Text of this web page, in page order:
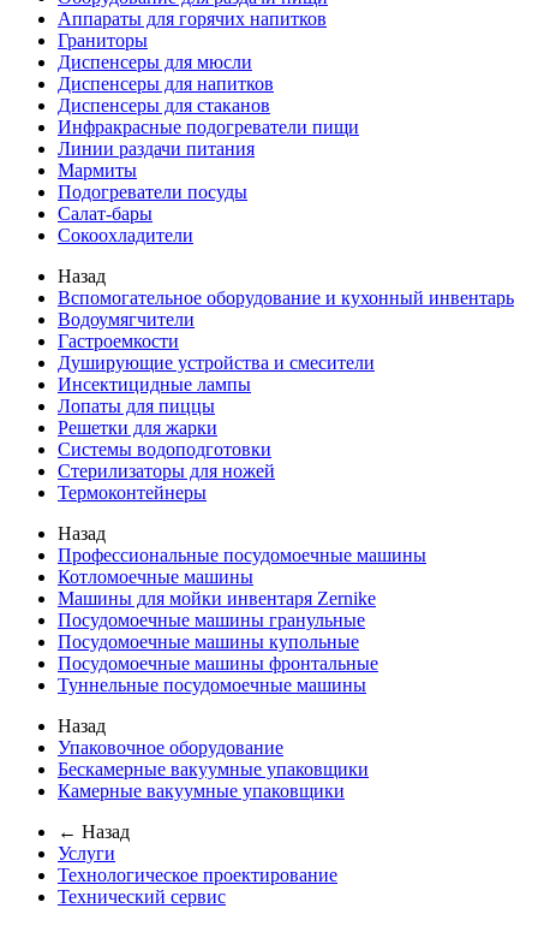
Аппараты для горячих напитков
Граниторы
Диспенсеры для мюсли
Диспенсеры для напитков
Диспенсеры для стаканов
Инфракрасные подогреватели пищи
Линии раздачи питания
Мармиты
Подогреватели посуды
Салат-бары
Сокоохладители
Назад
Вспомогательное оборудование и кухонный инвентарь
Водоумягчители
Гастроемкости
Душирующие устройства и смесители
Инсектицидные лампы
Лопаты для пиццы
Решетки для жарки
Системы водоподготовки
Стерилизаторы для ножей
Термоконтейнеры
Назад
Профессиональные посудомоечные машины
Котломоечные машины
Машины для мойки инвентаря Zernike
Посудомоечные машины гранульные
Посудомоечные машины купольные
Посудомоечные машины фронтальные
Туннельные посудомоечные машины
Назад
Упаковочное оборудование
Бескамерные вакуумные упаковщики
Камерные вакуумные упаковщики
← Назад
Услуги
Технологическое проектирование
Технический сервис